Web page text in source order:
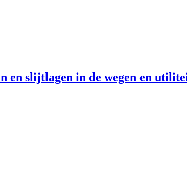
en slijtlagen in de wegen en